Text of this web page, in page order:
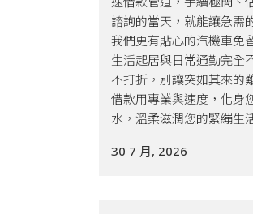
諮詢的當天，就能讓急需
我們更有貼心的汽機車免
生活起居與日常通勤完全
不打折，別讓突如其來的
借款用專業與速度，化身
水，溫柔滋潤您的緊繃生
30 7 月, 2026